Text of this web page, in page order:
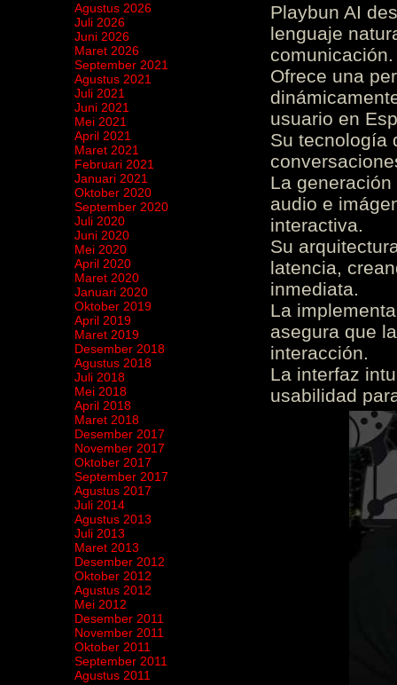
Agustus 2026
Juli 2026
Juni 2026
Maret 2026
September 2021
Agustus 2021
Juli 2021
Juni 2021
Mei 2021
April 2021
Maret 2021
Februari 2021
Januari 2021
Oktober 2020
September 2020
Juli 2020
Juni 2020
Mei 2020
April 2020
Maret 2020
Januari 2020
Oktober 2019
April 2019
Maret 2019
Desember 2018
Agustus 2018
Juli 2018
Mei 2018
April 2018
Maret 2018
Desember 2017
November 2017
Oktober 2017
September 2017
Agustus 2017
Juli 2014
Agustus 2013
Juli 2013
Maret 2013
Desember 2012
Oktober 2012
Agustus 2012
Mei 2012
Desember 2011
November 2011
Oktober 2011
September 2011
Agustus 2011
Playbun AI
lenguaje
comunicación.
Ofrece una
usuario en
Su tecnología
La
audio e
interactiva.
Su
latencia,
inmediata.
La
asegura que
interacción.
La interfaz
usabilidad